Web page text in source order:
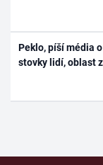
Peklo, píší média
stovky lidí, oblast